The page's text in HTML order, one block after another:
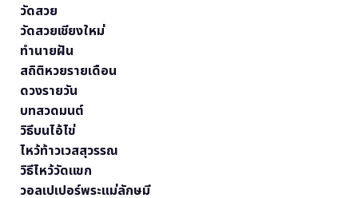
วัดสวย
วัดสวยเชียงใหม่
ทำนายฝัน
สถิติหวยรายเดือน
ดวงรายวัน
บทสวดมนต์
วิธีบนไอ้ไข่
ไหว้ท้าวเวสสุวรรณ
วิธีไหว้วัดแขก
วอลเปเปอร์พระแม่ลักษมี